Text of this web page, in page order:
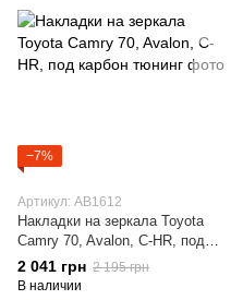
−7%
Артикул: AB1612
Накладки на зеркала Toyota
Camry 70, Avalon, C-HR, под
карбон
2 041 грн 2 195 грн
В наличии